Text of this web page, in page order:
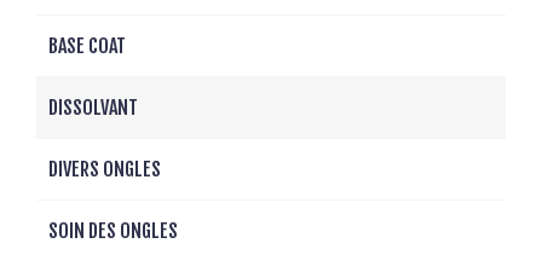
BASE COAT
DISSOLVANT
DIVERS ONGLES
SOIN DES ONGLES